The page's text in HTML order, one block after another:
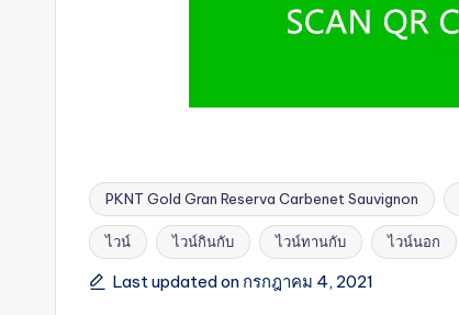
PKNT Gold Gran Reserva Carbenet Sauvignon
ไวน์ ไวน์กินกับ ไวน์ทานกับ ไวน์นอก
Last updated on กรกฎาคม 4, 2021